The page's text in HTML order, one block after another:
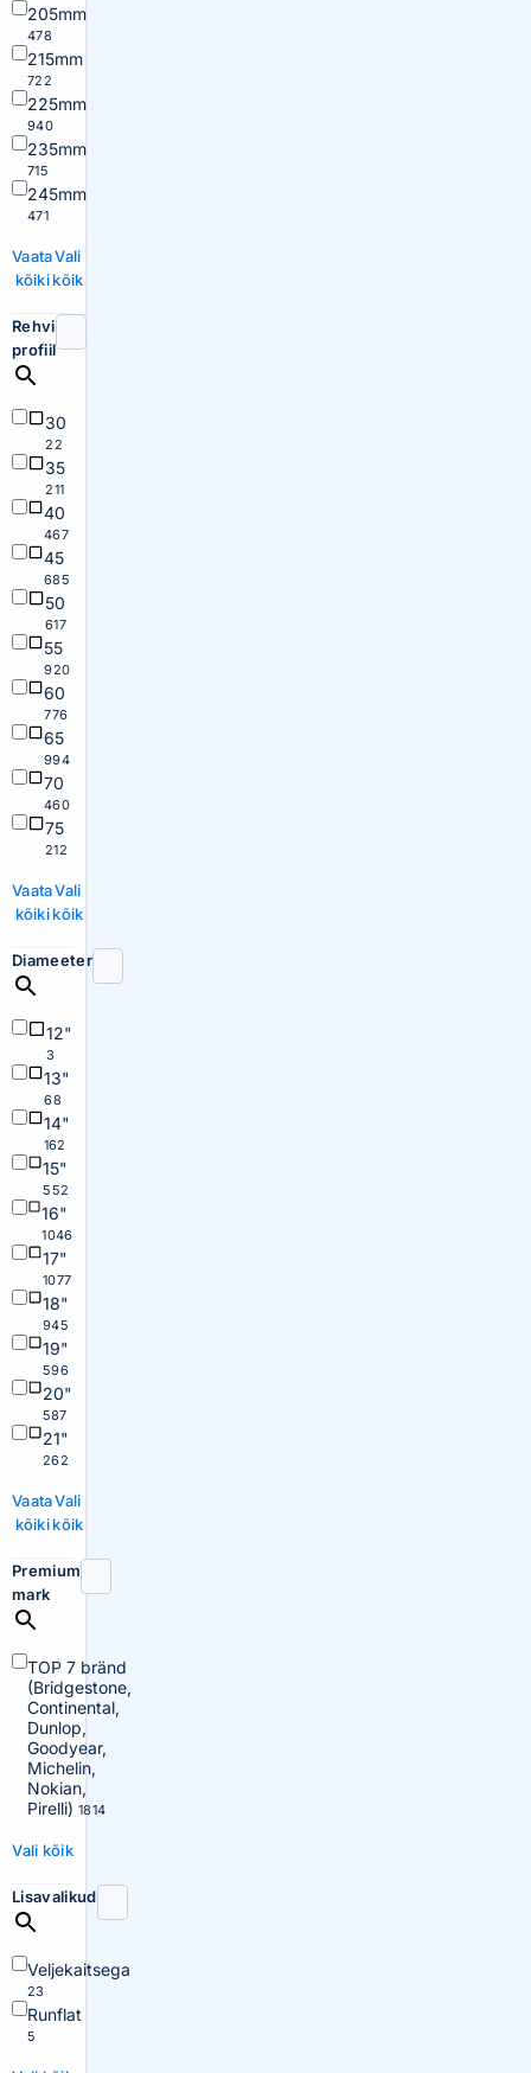
205mm
478
215mm
722
225mm
940
235mm
715
245mm
471
Vaata
kõiki
Vali
kõik
Rehvi
profiil
30
22
35
211
40
467
45
685
50
617
55
920
60
776
65
994
70
460
75
212
Vaata
kõiki
Vali
kõik
Diameeter
12"
3
13"
68
14"
162
15"
552
16"
1046
17"
1077
18"
945
19"
596
20"
587
21"
262
Vaata
kõiki
Vali
kõik
Premium
mark
TOP 7 bränd
(Bridgestone,
Continental,
Dunlop,
Goodyear,
Michelin,
Nokian,
Pirelli) 1814
Vali kõik
Lisavalikud
Veljekaitsega
23
Runflat
5